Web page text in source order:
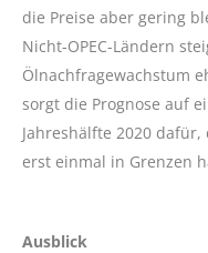
die Preise aber gering
Nicht-OPEC-Ländern
Ölnachfragewachstum
sorgt die Prognose auf
Jahreshälfte 2020
erst einmal in Grenzen
Ausblick